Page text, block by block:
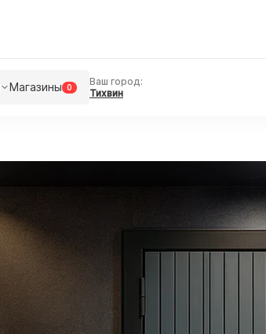
Магазины 0
Ваш город:
Тихвин